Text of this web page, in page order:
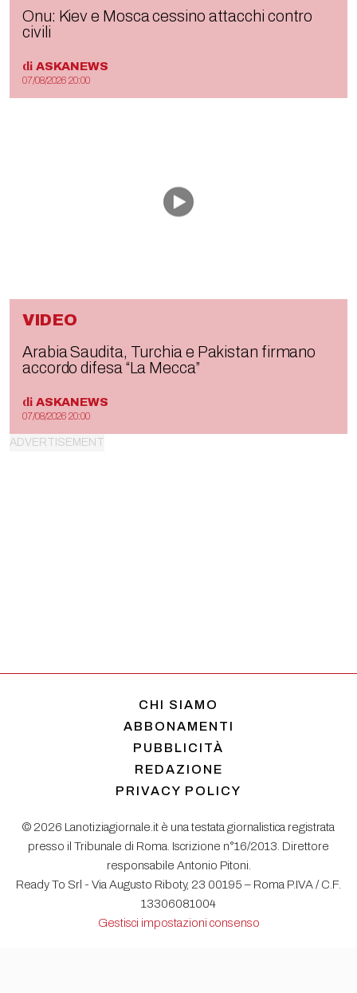
Onu: Kiev e Mosca cessino attacchi contro
civili
di ASKANEWS
07/08/2026 20:00
VIDEO
Arabia Saudita, Turchia e Pakistan firmano
accordo difesa “La Mecca”
di ASKANEWS
07/08/2026 20:00
CHI SIAMO
ABBONAMENTI
PUBBLICITÀ
REDAZIONE
PRIVACY POLICY
© 2026 Lanotiziagiornale.it è una testata giornalistica registrata
presso il Tribunale di Roma. Iscrizione n°16/2013. Direttore
responsabile Antonio Pitoni.
Ready To Srl - Via Augusto Riboty, 23 00195 – Roma P.IVA / C.F.
13306081004
Gestisci impostazioni consenso